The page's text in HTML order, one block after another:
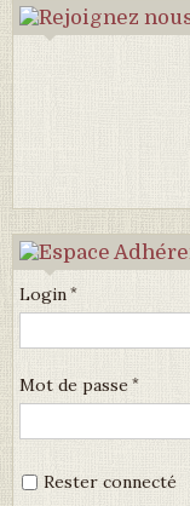
Login
Mot de passe
Rester connecté